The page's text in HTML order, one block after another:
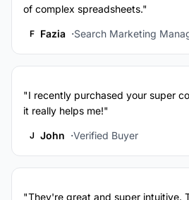
of complex spreadsheets."
F Fazia Search Marketing
"I recently purchased your super
it really helps me!"
J John Verified Buyer
"They're great and super intuitive.